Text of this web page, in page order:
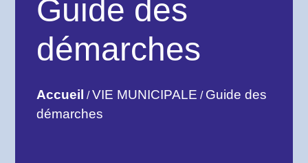
Guide des
démarches
Accueil /VIE MUNICIPALE / Guide des
démarches